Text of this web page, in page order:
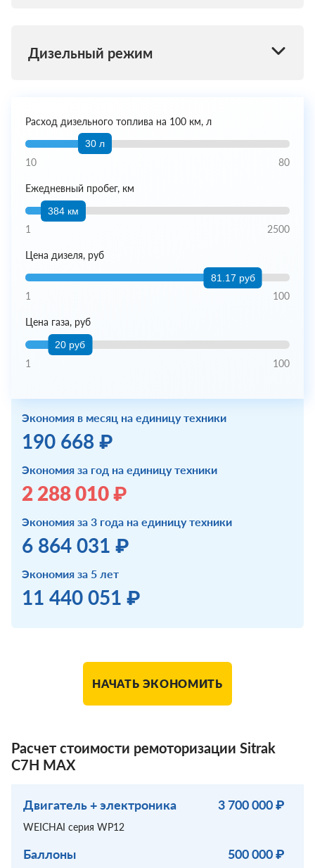
Дизельный режим
Расход дизельного топлива на 100 км, л
30 л
10 80
Ежедневный пробег, км
384 км
1 2500
Цена дизеля, руб
81.17 руб
1 100
Цена газа, руб
20 руб
1 100
Экономия в месяц на единицу техники
190 668 ₽
Экономия за год на единицу техники
2 288 010 ₽
Экономия за 3 года на единицу техники
6 864 031 ₽
Экономия за 5 лет
11 440 051 ₽
НАЧАТЬ ЭКОНОМИТЬ
Расчет стоимости ремоторизации Sitrak
С7Н МАХ
Двигатель + электроника 3 700 000 ₽
WEICHAI серия WP12
Баллоны 500 000 ₽